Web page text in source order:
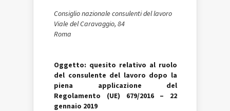
Consiglio nazionale consulenti del lavoro
Viale del Caravaggio, 84
Roma
Oggetto: quesito relativo al ruolo
del consulente del lavoro dopo la
piena applicazione del
Regolamento (UE) 679/2016 – 22
gennaio 2019